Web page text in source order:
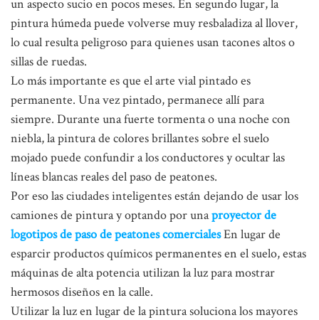
un aspecto sucio en pocos meses. En segundo lugar, la
pintura húmeda puede volverse muy resbaladiza al llover,
lo cual resulta peligroso para quienes usan tacones altos o
sillas de ruedas.
Lo más importante es que el arte vial pintado es
permanente. Una vez pintado, permanece allí para
siempre. Durante una fuerte tormenta o una noche con
niebla, la pintura de colores brillantes sobre el suelo
mojado puede confundir a los conductores y ocultar las
líneas blancas reales del paso de peatones.
Por eso las ciudades inteligentes están dejando de usar los
camiones de pintura y optando por unaproyector de
logotipos de paso de peatones comercialesEn lugar de
esparcir productos químicos permanentes en el suelo, estas
máquinas de alta potencia utilizan la luz para mostrar
hermosos diseños en la calle.
Utilizar la luz en lugar de la pintura soluciona los mayores